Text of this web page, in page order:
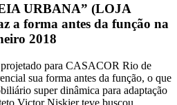
URBANA” (LOJA
a forma antes da função na
2018
para CASACOR Rio de
sua forma antes da função, o que
super dinâmica para adaptação
Victor Niskier teve buscou